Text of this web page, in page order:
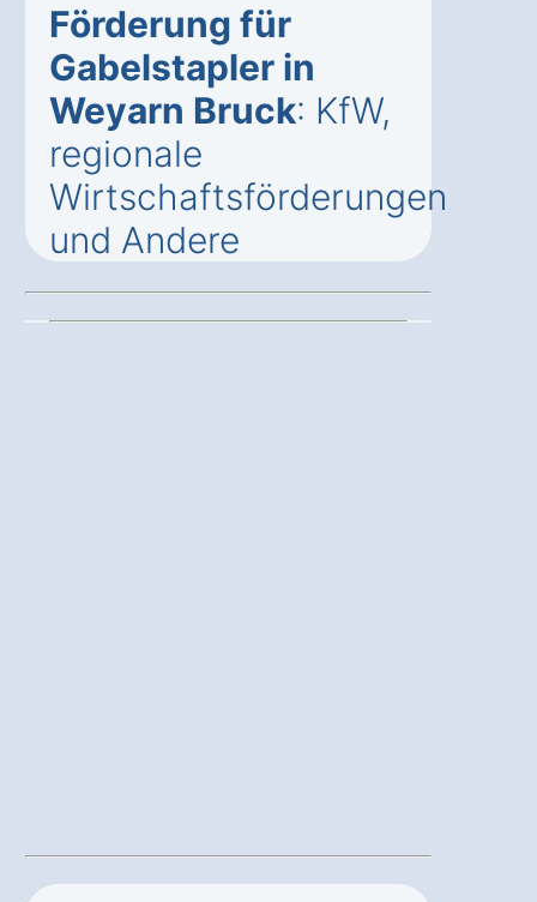
Förderung für
Gabelstapler in
Weyarn Bruck: KfW,
regionale
Wirtschaftsförderungen
und Andere